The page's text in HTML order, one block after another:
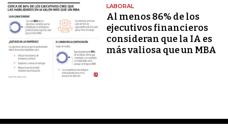
LABORAL
Al menos 86% de los
ejecutivos financieros
consideran que la IA es
más valiosa que un MBA